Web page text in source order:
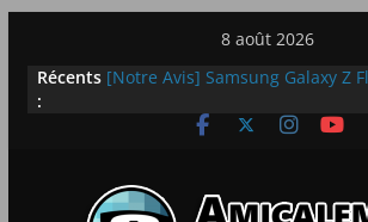
contenu
8 août 2026
Récents
:
[Notre Avis] Samsung Galaxy Z
[PS5] New World Aeternum
LEGO dévoile la LEGO Technic